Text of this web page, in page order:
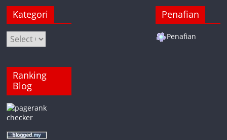
Kategori
Kategori
Ranking
Blog
Penafian
Penafian